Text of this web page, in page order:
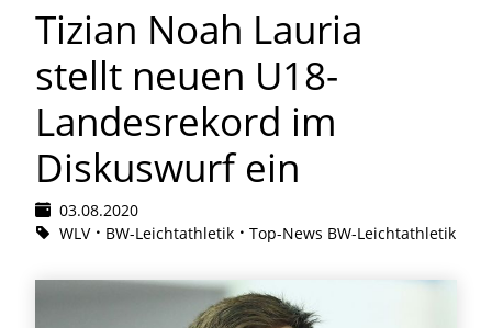
Tizian Noah Lauria
stellt neuen U18-
Landesrekord im
Diskuswurf ein
03.08.2020
WLV
BW-Leichtathletik Top-News BW-Leichtathletik